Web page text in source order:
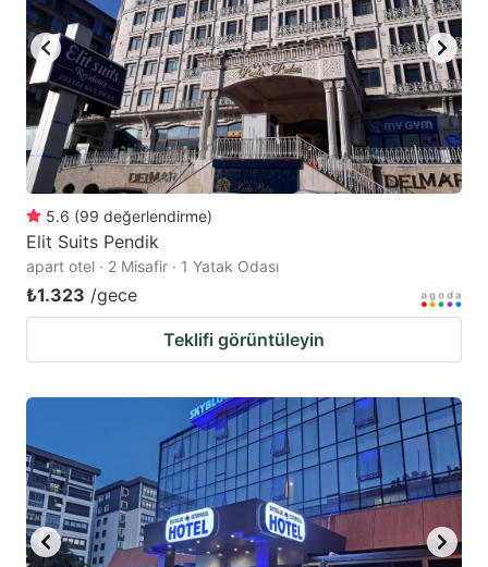
to
get
the
keyboard
shortcuts
for
changing
dates.
to
get
the
keyboard
shortcuts
for
5.6 (99 değerlendirme)
Elit Suits Pendik
apart otel · 2 Misafir · 1 Yatak Odası
₺1.323 /gece
Teklifi görüntüleyin